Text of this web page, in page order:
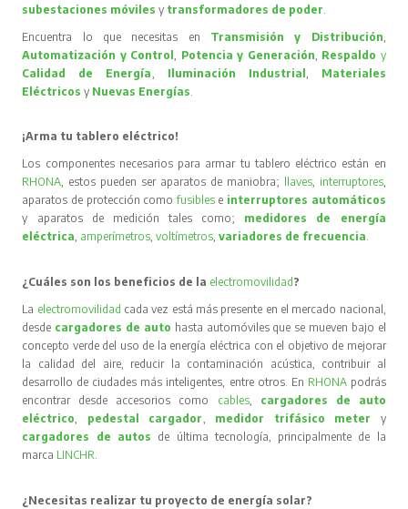
subestaciones móvilesy transformadores de poder.
Encuentra lo que necesitas en Transmisión y Distribución,
Automatización y Control, Potencia y Generación, Respaldo y
Calidad de Energía, Iluminación Industrial , Materiales
Eléctricos y Nuevas Energías.
¡Arma tu tablero eléctrico!
Los componentes necesarios para armar tu tablero eléctrico están en
RHONA, estos pueden ser aparatos de maniobra; llaves, interruptores,
aparatos de protección comofusibles e interruptores automáticos
y aparatos de medición tales como; medidores de energía
eléctrica, amperímetros,voltímetros,variadores de frecuencia.
¿Cuáles son los beneficios de la electromovilidad ?
La electromovilidad cada vez está más presente en el mercado nacional,
desde cargadores de auto hasta automóviles que se mueven bajo el
concepto verde del uso de la energía eléctrica con el objetivo de mejorar
la calidad del aire, reducir la contaminación acústica, contribuir al
desarrollo de ciudades más inteligentes, entre otros. En RHONA podrás
encontrar desde accesorios como cables, cargadores de auto
eléctrico, pedestal cargador, medidor trifásico meter
y
cargadores de autos de última tecnología, principalmente de la
marca LINCHR.
¿Necesitas realizar tu proyecto de energía solar?